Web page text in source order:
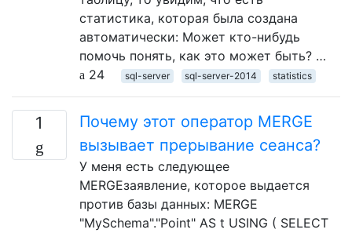
статистика, которая была создана
автоматически: Может кто-нибудь
помочь понять, как это может быть? …
24
sql-server sql-server-2014 statistics
1
Почему этот оператор MERGE
вызывает прерывание сеанса?
У меня есть следующее
MERGEзаявление, которое выдается
против базы данных: MERGE
"MySchema"."Point" AS t USING ( SELECT